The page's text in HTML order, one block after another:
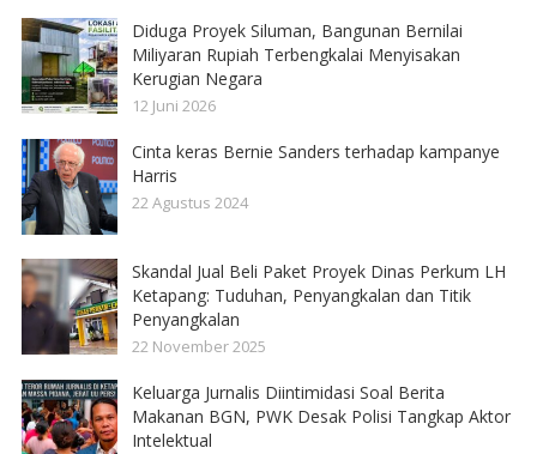
Diduga Proyek Siluman, Bangunan Bernilai
Miliyaran Rupiah Terbengkalai Menyisakan
Kerugian Negara
12 Juni 2026
Cinta keras Bernie Sanders terhadap kampanye
Harris
22 Agustus 2024
Skandal Jual Beli Paket Proyek Dinas Perkum LH
Ketapang: Tuduhan, Penyangkalan dan Titik
Penyangkalan
22 November 2025
Keluarga Jurnalis Diintimidasi Soal Berita
Makanan BGN, PWK Desak Polisi Tangkap Aktor
Intelektual